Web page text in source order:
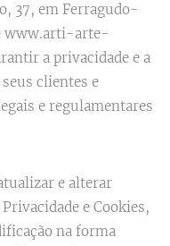
37, em Ferragudo-
www.arti-arte-
a privacidade e a
clientes e
e regulamentares
e alterar
e Cookies,
na forma